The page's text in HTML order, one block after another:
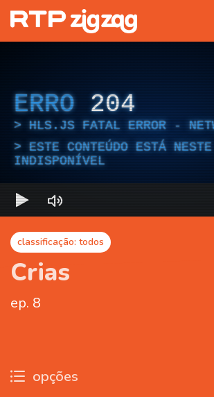
ERRO 204
HLS.JS FATAL ERROR -
ESTE CONTEÚDO ESTÁ NESTE
INDISPONÍVEL
classificação: todos
Crias
ep. 8
opções